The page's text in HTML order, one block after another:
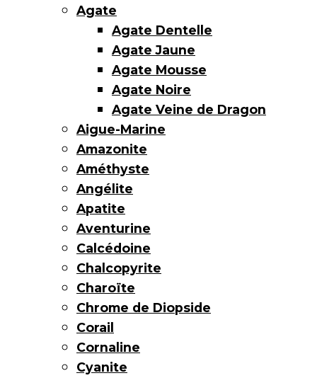
Agate
Agate Dentelle
Agate Jaune
Agate Mousse
Agate Noire
Agate Veine de Dragon
Aigue-Marine
Amazonite
Améthyste
Angélite
Apatite
Aventurine
Calcédoine
Chalcopyrite
Charoïte
Chrome de Diopside
Corail
Cornaline
Cyanite